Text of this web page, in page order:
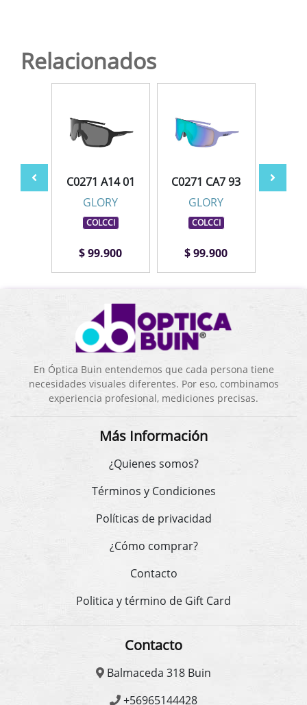
Relacionados
C0271 A14 01
GLORY
COLCCI
$ 99.900
C0271 CA7 93
GLORY
COLCCI
$ 99.900
En Óptica Buin entendemos que cada persona tiene
necesidades visuales diferentes. Por eso, combinamos
experiencia profesional, mediciones precisas.
Más Información
¿Quienes somos?
Términos y Condiciones
Políticas de privacidad
¿Cómo comprar?
Contacto
Politica y término de Gift Card
Contacto
Balmaceda 318 Buin
+56965144428